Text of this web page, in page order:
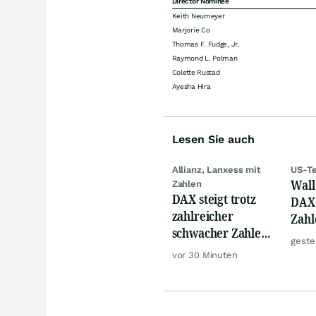
Keith Neumeyer
Marjorie Co
Thomas F. Fudge, Jr.
Raymond L. Polman
Colette Rustad
Ayesha Hira
Lesen Sie auch
Allianz, Lanxess mit
Zahlen
DAX steigt trotz
zahlreicher
schwacher Zahlen,
Gold und Öl teurer
vor 30 Minuten
US-